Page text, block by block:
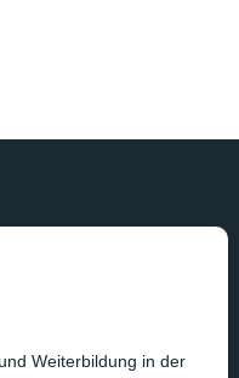
Weiterbildung in der